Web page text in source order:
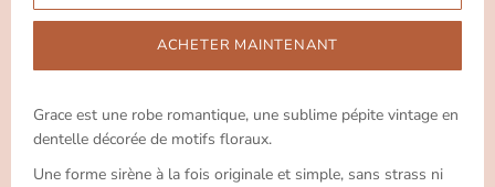
ACHETER MAINTENANT
Grace est une robe romantique, une sublime pépite vintage en
dentelle décorée de motifs floraux.
Une forme sirène à la fois originale et simple, sans strass ni